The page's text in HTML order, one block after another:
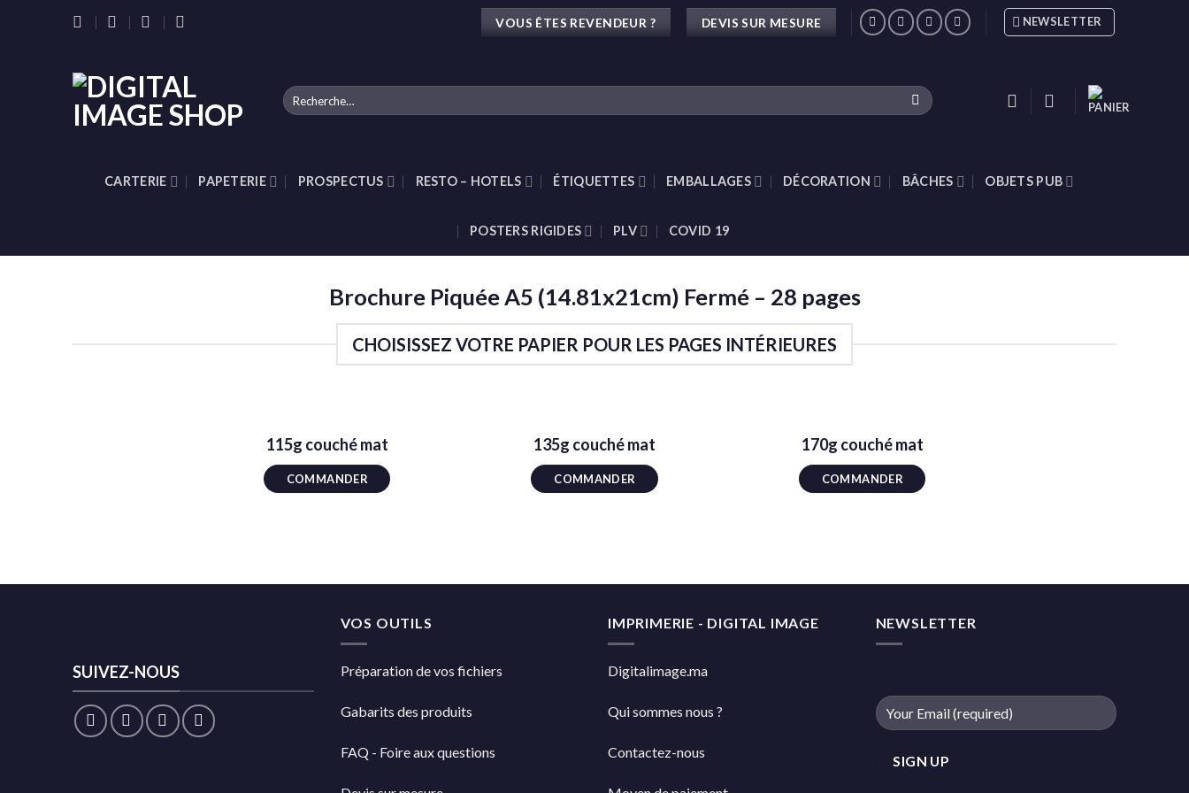
VOUS ÊTES REVENDEUR ? DEVIS SUR MESURE NEWSLETTER
Recherche
pour :
CARTERIE PAPETERIE PROSPECTUS RESTO – HOTELS ÉTIQUETTES EMBALLAGES DÉCORATION BÂCHES OBJETS PUB
POSTERS RIGIDES PLV COVID 19
Brochure Piquée A5 (14.81x21cm) Fermé – 28 pages
CHOISISSEZ VOTRE PAPIER POUR LES PAGES INTÉRIEURES
115g couché mat
COMMANDER
135g couché mat
COMMANDER
170g couché mat
COMMANDER
SUIVEZ-NOUS
VOS OUTILS
Préparation de vos fichiers
Gabarits des produits
FAQ - Foire aux questions
IMPRIMERIE - DIGITAL IMAGE
Digitalimage.ma
Qui sommes nous ?
Contactez-nous
NEWSLETTER